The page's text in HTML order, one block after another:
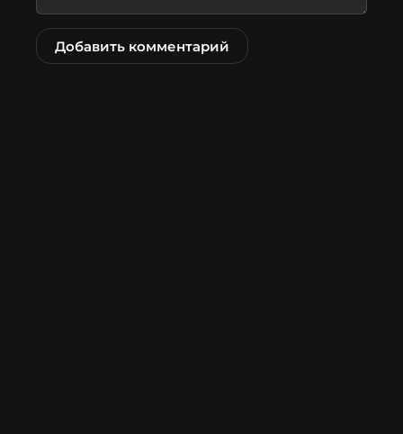
Добавить комментарий